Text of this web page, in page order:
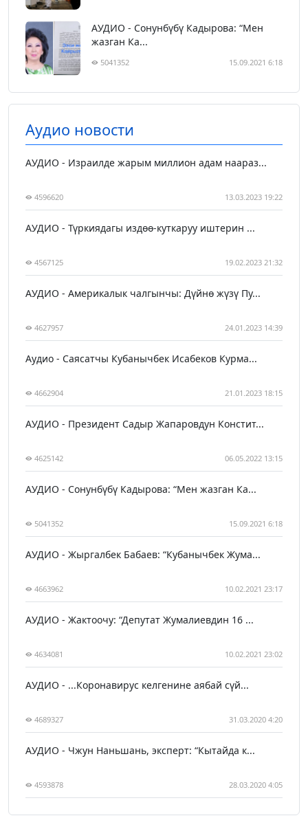
АУДИО - Сонунбүбү Кадырова: “Мен
жазган Ка...
5041352 15.09.2021 6:18
Аудио новости
АУДИО - Израилде жарым миллион адам наараз...
4596620 13.03.2023 19:22
АУДИО - Түркиядагы издөө-куткаруу иштерин ...
4567125 19.02.2023 21:32
АУДИО - Америкалык чалгынчы: Дүйнө жүзү Пу...
4627957 24.01.2023 14:39
Аудио - Саясатчы Кубанычбек Исабеков Курма...
4662904 21.01.2023 18:15
АУДИО - Президент Садыр Жапаровдун Констит...
4625142 06.05.2022 13:15
АУДИО - Сонунбүбү Кадырова: “Мен жазган Ка...
5041352 15.09.2021 6:18
АУДИО - Жыргалбек Бабаев: “Кубанычбек Жума...
4663962 10.02.2021 23:17
АУДИО - Жактоочу: “Депутат Жумалиевдин 16 ...
4634081 10.02.2021 23:02
АУДИО - ...Коронавирус келгенине аябай сүй...
4689327 31.03.2020 4:20
АУДИО - Чжун Наньшань, эксперт: “Кытайда к...
4593878 28.03.2020 4:05